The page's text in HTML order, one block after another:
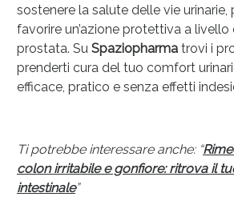
sostenere la salute delle vie urinarie,
favorire un’azione protettiva a livello
prostata. Su Spaziopharmatrovi i
prenderti cura del tuo comfort
efficace, pratico e senza effetti
Ti potrebbe interessare anche: “
colon irritabile e gonfiore: ritrova il
intestinale”
Anticellulite e Fanghi: Sconto